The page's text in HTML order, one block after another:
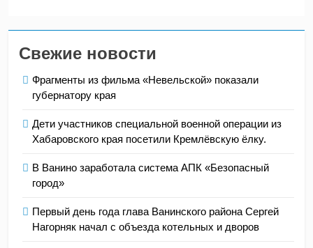
Свежие новости
Фрагменты из фильма «Невельской» показали
губернатору края
Дети участников специальной военной операции из
Хабаровского края посетили Кремлёвскую ёлку.
В Ванино заработала система АПК «Безопасный
город»
Первый день года глава Ванинского района Сергей
Нагорняк начал с объезда котельных и дворов